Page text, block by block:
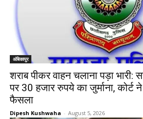
अंबिकापुर
शराब पीकर वाहन चलाना पड़ा भारी:
पर 30 हजार रुपये का जुर्माना, कोर्ट
फैसला
Dipesh Kushwaha - August 5, 2026